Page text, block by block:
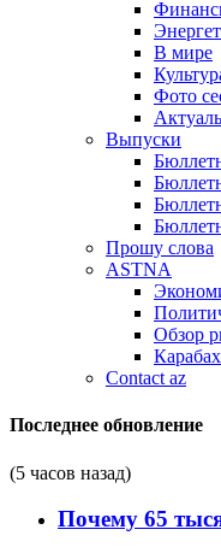
В мире
Фото
Выпуски
Прошу слова
ASTNA
Обзор
Contact az
Последнее обновление
(5 часов назад)
Почему 65